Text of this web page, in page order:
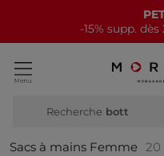
Recherche bottes haut
Sacs à mains Femme 20